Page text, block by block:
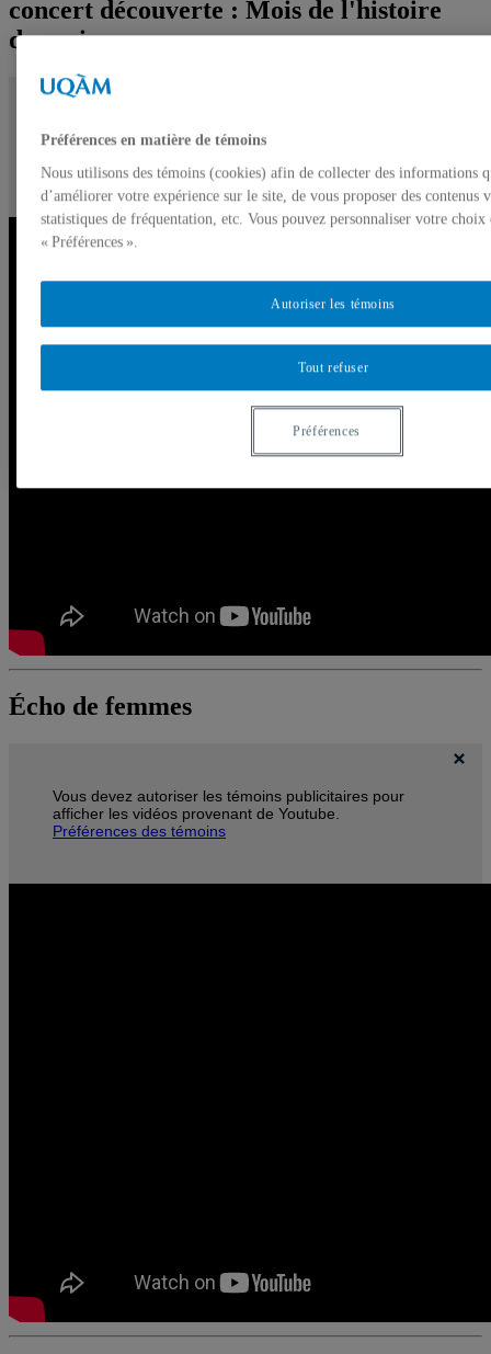
concert découverte : Mois de l'histoire
des noirs
afficher les vidéos provenant de Youtube.
Préférences des témoins
Écho de femmes
Vous devez autoriser les témoins publicitaires pour
afficher les vidéos provenant de Youtube.
Préférences des témoins
Préférences en matière de témoins
Nous utilisons des témoins (cookies) afin de collecter des informations
d’améliorer votre expérience sur le site, de vous proposer des contenus
statistiques de fréquentation, etc. Vous pouvez personnaliser votre choix
« Préférences ».
Tout refuser
Autoriser les témoins
Préférences